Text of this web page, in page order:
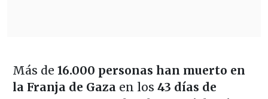
Más de 16.000 personas han muerto en
la Franja de Gaza en los 43 días de